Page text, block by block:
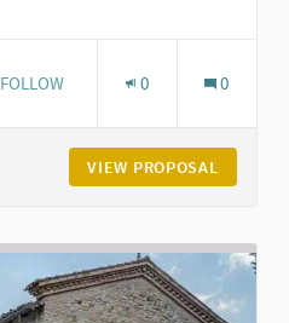
1 FOLLOWER
FOLLOW 0 0
VIEW PROPOSAL